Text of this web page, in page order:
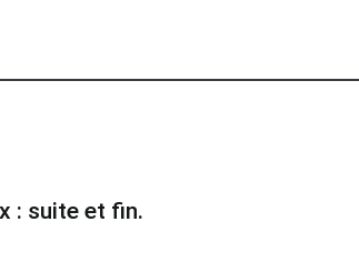
: suite et fin.